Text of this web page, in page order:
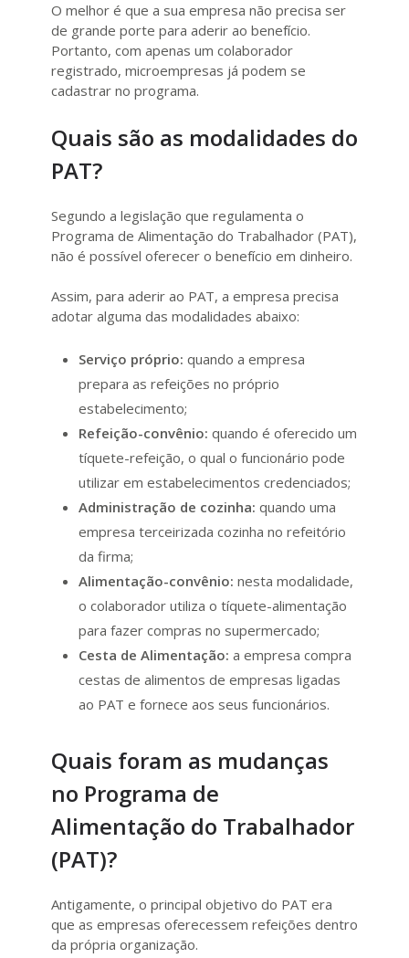
O melhor é que a sua empresa não precisa ser
de grande porte para aderir ao benefício.
Portanto, com apenas um colaborador
registrado, microempresas já podem se
cadastrar no programa.
Quais são as modalidades do
PAT?
Segundo a legislação que regulamenta o
Programa de Alimentação do Trabalhador (PAT),
não é possível oferecer o benefício em dinheiro.
Assim, para aderir ao PAT, a empresa precisa
adotar alguma das modalidades abaixo:
Serviço próprio: quando a empresa
prepara as refeições no próprio
estabelecimento;
Refeição-convênio: quando é oferecido um
tíquete-refeição, o qual o funcionário pode
utilizar em estabelecimentos credenciados;
Administração de cozinha: quando uma
empresa terceirizada cozinha no refeitório
da firma;
Alimentação-convênio: nesta modalidade,
o colaborador utiliza o tíquete-alimentação
para fazer compras no supermercado;
Cesta de Alimentação: a empresa compra
cestas de alimentos de empresas ligadas
ao PAT e fornece aos seus funcionários.
Quais foram as mudanças
no Programa de
Alimentação do Trabalhador
(PAT)?
Antigamente, o principal objetivo do PAT era
que as empresas oferecessem refeições dentro
da própria organização.